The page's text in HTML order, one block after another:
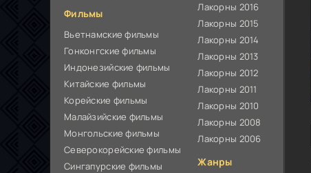
Фильмы
Вьетнамские фильмы
Гонконгские фильмы
Индонезийские фильмы
Китайские фильмы
Корейские фильмы
Малайзийские фильмы
Монгольские фильмы
Северокорейские фильмы
Сингапурские фильмы
Лакорны 2016
Лакорны 2015
Лакорны 2014
Лакорны 2013
Лакорны 2012
Лакорны 2011
Лакорны 2010
Лакорны 2008
Лакорны 2006
Жанры